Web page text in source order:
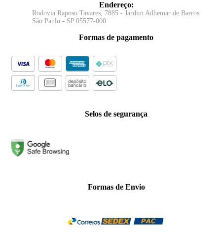
Endereço:
Rodovia Raposo Tavares, 7885 - Jardim Adhemar de Barros
São Paulo - SP 05577-000
Formas de pagamento
Selos de segurança
Formas de Envio